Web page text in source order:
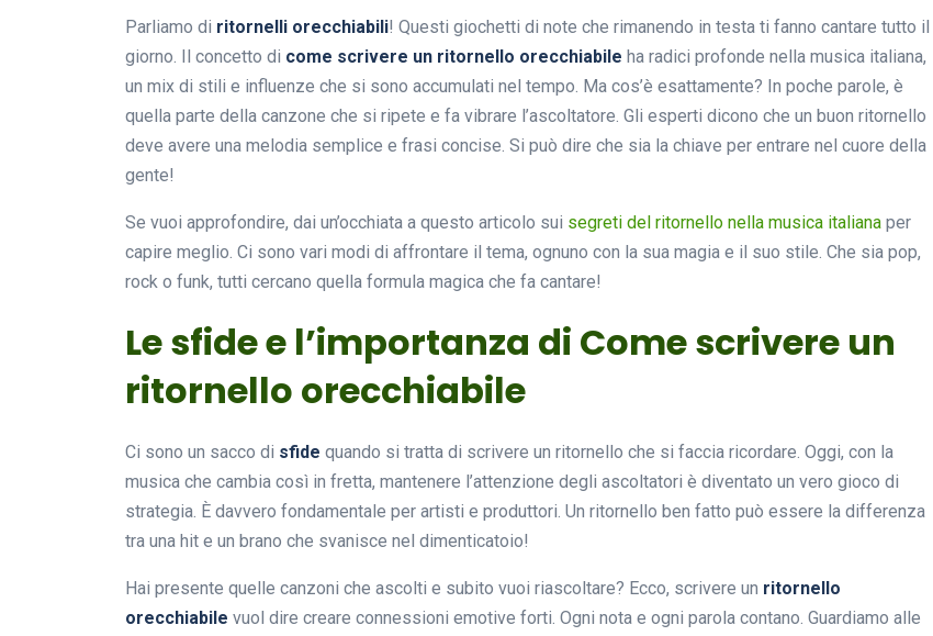
Parliamo di ritornelli orecchiabili! Questi giochetti di note che rimanendo in testa ti fanno cantare tutto il
giorno. Il concetto di come scrivere un ritornello orecchiabile ha radici profonde nella musica italiana,
un mix di stili e influenze che si sono accumulati nel tempo. Ma cos’è esattamente? In poche parole, è
quella parte della canzone che si ripete e fa vibrare l’ascoltatore. Gli esperti dicono che un buon ritornello
deve avere una melodia semplice e frasi concise. Si può dire che sia la chiave per entrare nel cuore della
gente!
Se vuoi approfondire, dai un’occhiata a questo articolo sui segreti del ritornello nella musica italiana per
capire meglio. Ci sono vari modi di affrontare il tema, ognuno con la sua magia e il suo stile. Che sia pop,
rock o funk, tutti cercano quella formula magica che fa cantare!
Le sfide e l’importanza di Come scrivere un
ritornello orecchiabile
Ci sono un sacco di sfide quando si tratta di scrivere un ritornello che si faccia ricordare. Oggi, con la
musica che cambia così in fretta, mantenere l’attenzione degli ascoltatori è diventato un vero gioco di
strategia. È davvero fondamentale per artisti e produttori. Un ritornello ben fatto può essere la differenza
tra una hit e un brano che svanisce nel dimenticatoio!
Hai presente quelle canzoni che ascolti e subito vuoi riascoltare? Ecco, scrivere un ritornello
orecchiabile vuol dire creare connessioni emotive forti. Ogni nota e ogni parola contano. Guardiamo alle